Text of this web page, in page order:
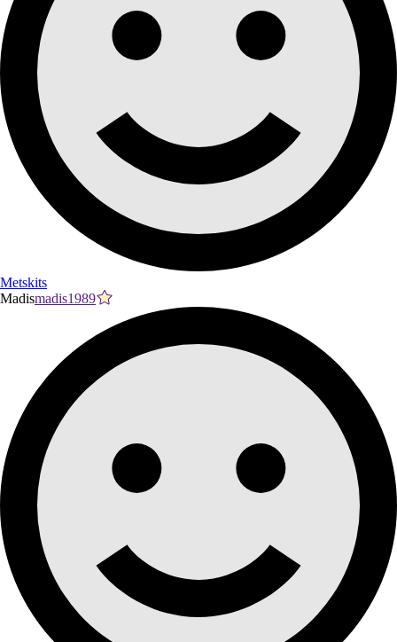
Metskits
Madismadis1989